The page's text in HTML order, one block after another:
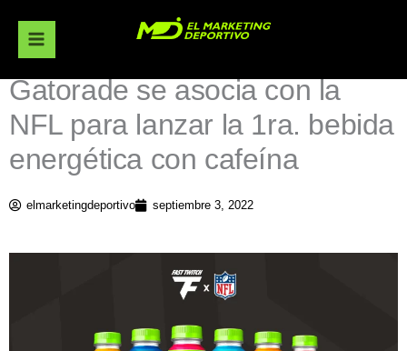
contenido
Gatorade se asocia con la
NFL para lanzar la 1ra. bebida
energética con cafeína
elmarketingdeportivo septiembre 3, 2022